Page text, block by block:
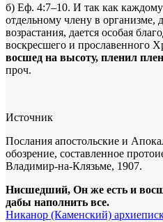
б) Еф. 4:7–10. И так как
отдельному члену в организме,
возрастания, дается особая
воскресшего и прославенного
восшед на высоту, пленил
проч.
Источник
Послания апостольские и
обозрение, составленное
Владимир-на-Клязьме, 1907.
Нисшедший, Он же есть и
дабы наполнить все.
Никанор (Каменский)